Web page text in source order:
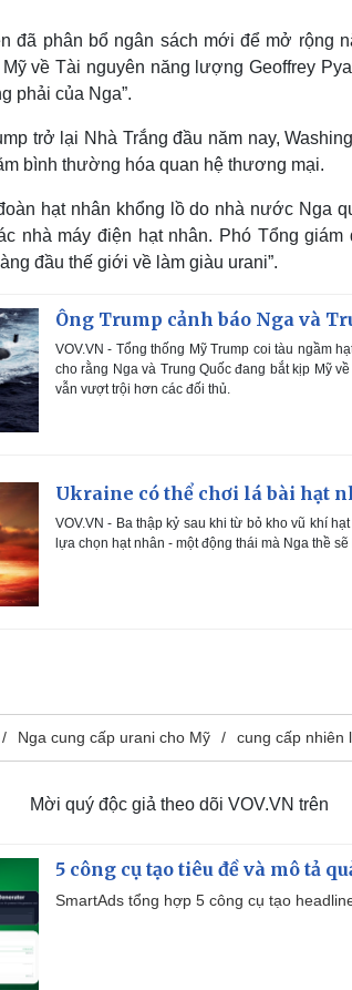
đã phân bổ ngân sách mới để mở rộng
về Tài nguyên năng lượng Geoffrey
phải của Nga”.
trở lại Nhà Trắng đầu năm nay,
bình thường hóa quan hệ thương mại.
hạt nhân khổng lồ do nhà nước Nga
nhà máy điện hạt nhân. Phó Tổng
đầu thế giới về làm giàu urani”.
Ông Trump cảnh báo Nga và
VOV.VN - Tổng thống Mỹ Trump coi tàu ngầm
cho rằng Nga và Trung Quốc đang bắt kịp Mỹ
vẫn vượt trội hơn các đối thủ.
Ukraine có thể chơi lá bài hạt
VOV.VN - Ba thập kỷ sau khi từ bỏ kho vũ khí
lựa chọn hạt nhân - một động thái mà Nga thề
Nga cung cấp urani cho Mỹ cung cấp nhiên
Mời quý độc giả theo dõi VOV.VN trên
5 công cụ tạo tiêu đề và mô tả
SmartAds tổng hợp 5 công cụ tạo